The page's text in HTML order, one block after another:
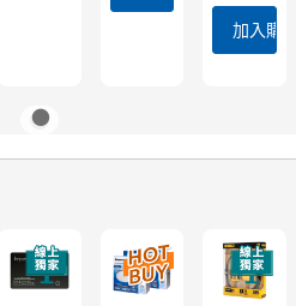
加入購物